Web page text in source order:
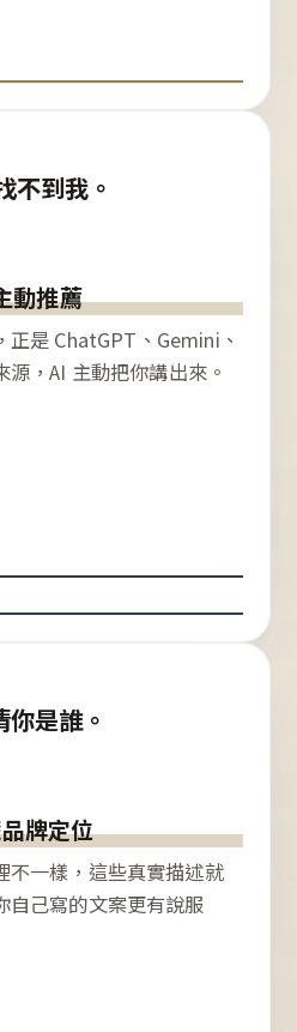
不到我。
動推薦
正是 ChatGPT、Gemini、
，AI 主動把你講出來。
是誰。
牌定位
不一樣，這些真實描述就
自己寫的文案更有說服